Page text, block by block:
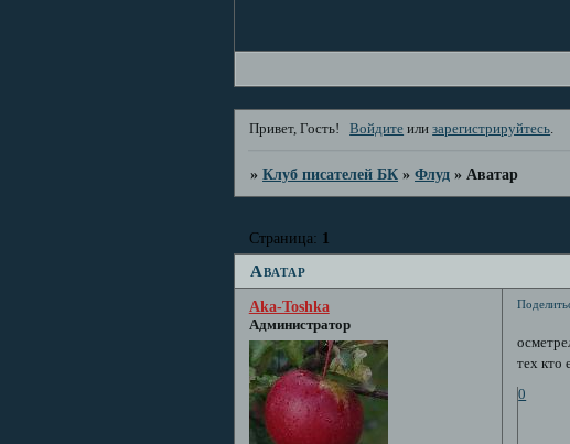
Привет, Гость! Войдите илизарегистрируйтесь.
»Клуб писателей БК »Флуд » Аватар
Аватар
Страница: 1
Aka-Toshka
Администратор
тех кто
0